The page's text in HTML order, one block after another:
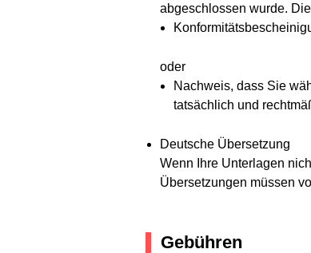
abgeschlossen wurde.
oder
Nachweis, dass Sie
tatsächlich und
Deutsche Übersetzung
Wenn Ihre Unterlagen
Übersetzungen müssen
Gebühren